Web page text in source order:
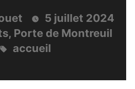
5 juillet 2024
, Porte de Montreuil
accueil